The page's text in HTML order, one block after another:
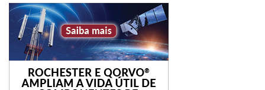
ferramenta. Ele é sim uma ferramenta para auxiliar toda a
empresa com informações, dados e recursos para
melhorar a produtividade do chão de fábrica e de qualquer
outro setor em que ele possa ser integrado.
A sua empresa está utilizando todo o potencial produtivo